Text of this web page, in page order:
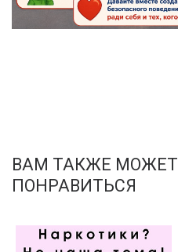
ВАМ ТАКЖЕ МОЖЕТ
ПОНРАВИТЬСЯ